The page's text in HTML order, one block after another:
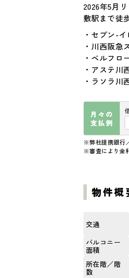
2026年5月
敷駅まで徒
・セブン-
・川西阪急
・ベルフロ
・アステ川
・ラソラ川
月々の
支払例
※弊社提携銀行
※審査により金
物件概
交通
バルコニー
面積
所在階／階
数